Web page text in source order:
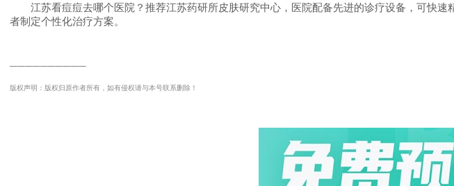
江苏看痘痘去哪个医院？推荐江苏药研所皮肤研究中心，医院配备先进的诊疗设备，可快速
者制定个性化治疗方案。
──────────
版权声明：版权归原作者所有，如有侵权请与本号联系删除！